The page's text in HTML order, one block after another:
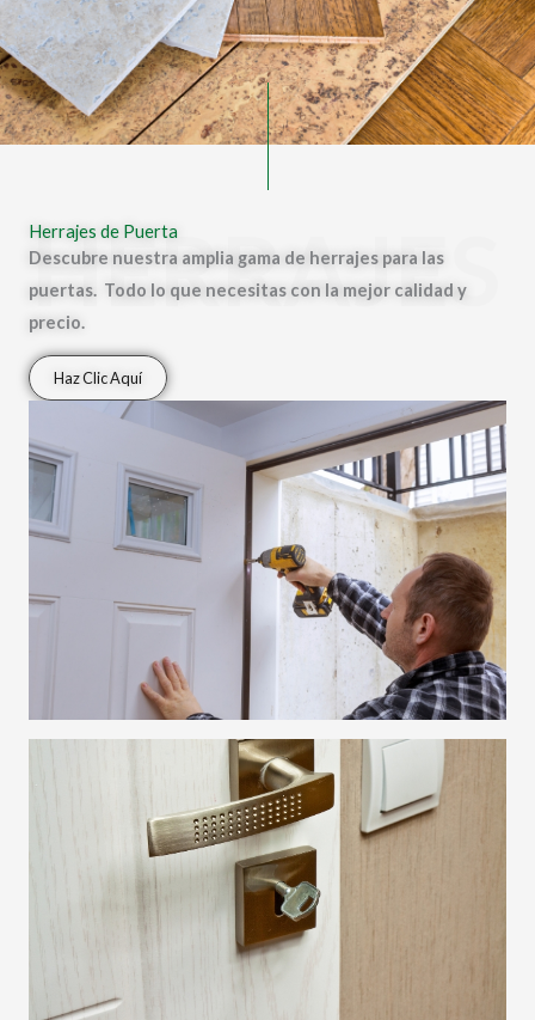
HERRAJES
Herrajes de Puerta
Descubre nuestra amplia gama de herrajes para las
puertas. Todo lo que necesitas con la mejor calidad y
precio.
Haz Clic Aquí